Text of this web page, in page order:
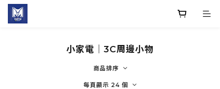
小家電｜3C周邊小物
商品排序
每頁顯示 24 個